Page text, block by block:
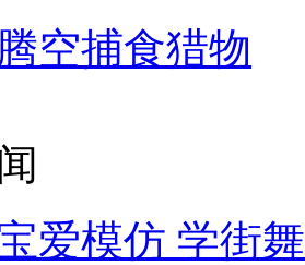
空捕食猎物
爱模仿 学街